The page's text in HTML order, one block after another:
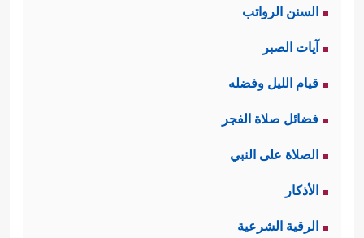
السنن الرواتب
آيات الصبر
قيام الليل وفضله
فضائل صلاة الفجر
الصلاة على النبي
الأذكار
الرقية الشرعية